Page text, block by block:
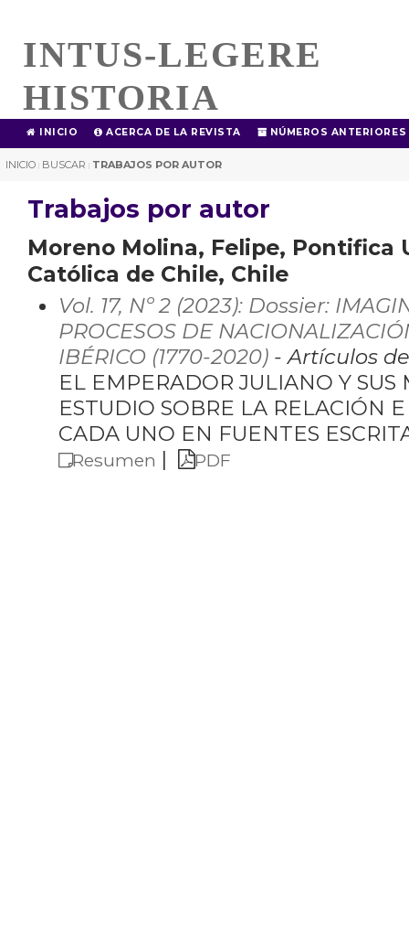
INTUS-LEGERE
HISTORIA
INICIO ACERCA DE LA REVISTA NÚMEROS ANTERIORES
INICIO | BUSCAR | TRABAJOS POR AUTOR
Trabajos por autor
Moreno Molina, Felipe, Pontifica
Católica de Chile, Chile
Vol. 17, Nº 2 (2023): Dossier:
PROCESOS DE
IBÉRICO (1770-2020)- Artículos
EL EMPERADOR JULIANO Y SUS
ESTUDIO SOBRE LA RELACIÓN
CADA UNO EN FUENTES
Resumen | PDF